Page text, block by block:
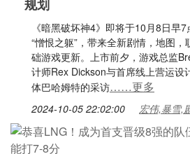
规划
《暗黑破坏神4》即将于10月8日早
“憎恨之躯”，带来全新剧情，地图
础游戏更新。上市前夕，游戏总监
计师Rex Dickson与首席线上营运设
体巴哈姆特的采访……更多
2024-10-05 22:02:00 宏伟,暴雪,